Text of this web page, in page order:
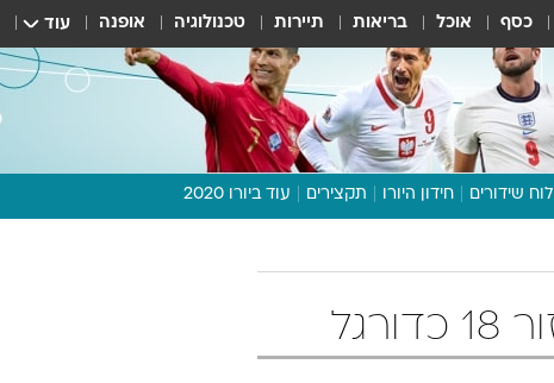
כסף אוכל בריאות תיירות טכנולוגיה אופנה עוד
לוח שידורים חידון היורו תקצירים עוד ביורו 2020
תכנית היורו